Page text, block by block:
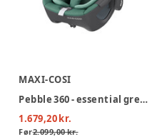
MAXI-COSI
Pebble 360 - essential green
1.679,20 kr.
Før2.099,00 kr.